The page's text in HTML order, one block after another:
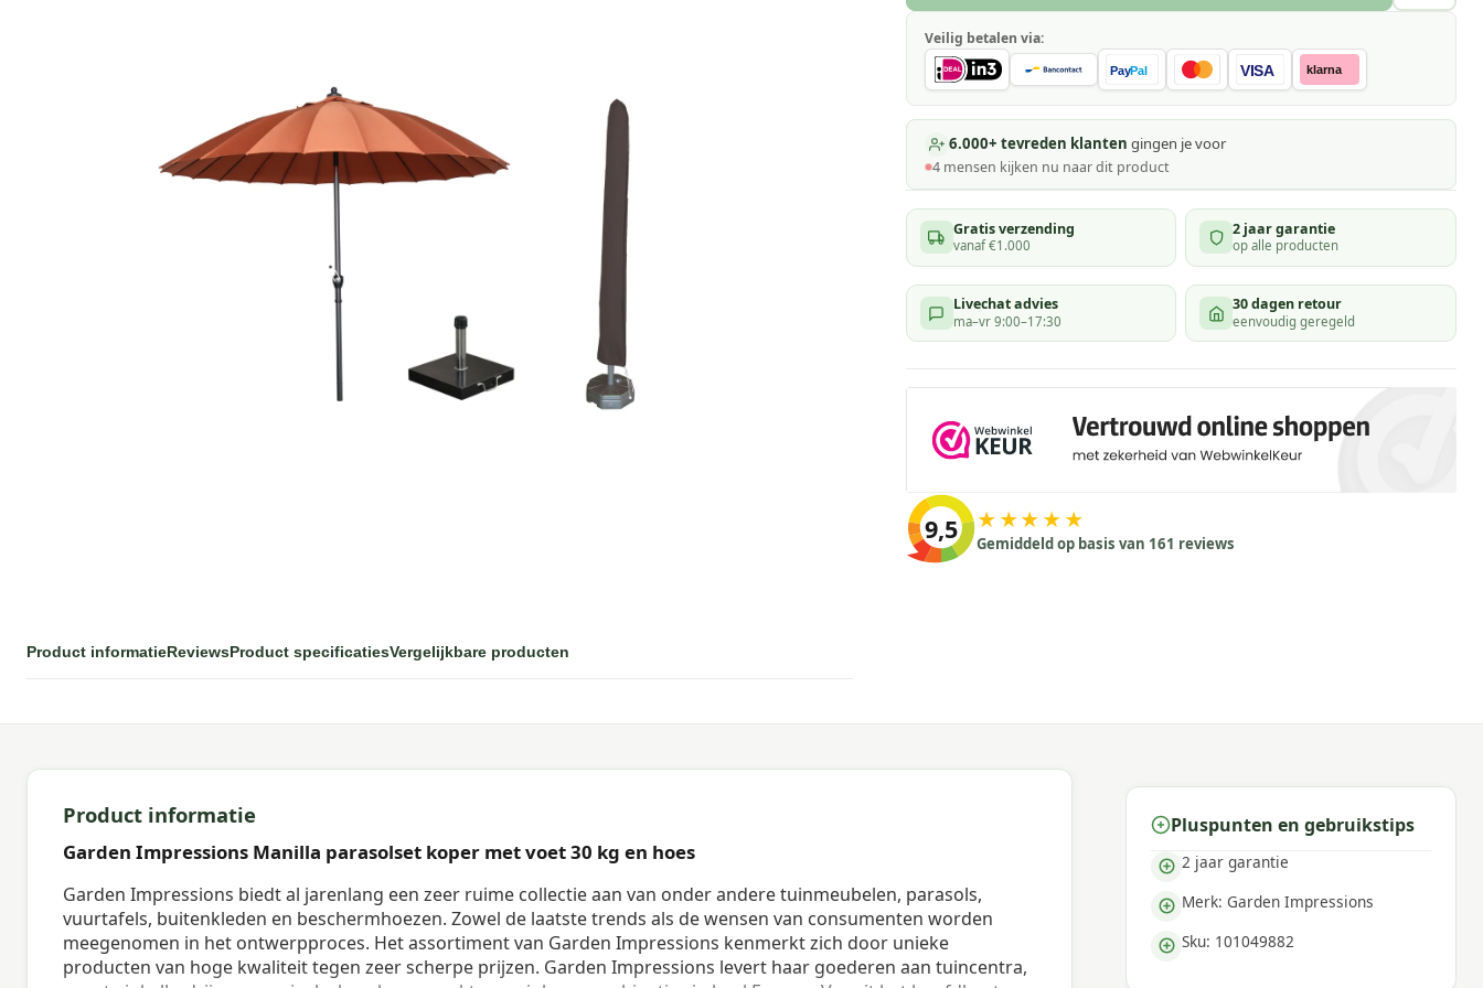
Product informatieReviewsProduct specificatiesVergelijkbare producten
Veilig betalen via:
PayPal VISA klarna
6.000+ tevreden klanten gingen je voor
4 mensen kijken nu naar dit product
Gratis verzending
vanaf €1.000
2 jaar garantie
op alle producten
Livechat advies
ma–vr 9:00–17:30
30 dagen retour
eenvoudig geregeld
9,5 ★★★★★
Gemiddeld op basis van 161 reviews
Product informatie
Garden Impressions Manilla parasolset koper met voet 30 kg en hoes
Garden Impressions biedt al jarenlang een zeer ruime collectie aan van onder andere tuinmeubelen, parasols,
vuurtafels, buitenkleden en beschermhoezen. Zowel de laatste trends als de wensen van consumenten worden
meegenomen in het ontwerpproces. Het assortiment van Garden Impressions kenmerkt zich door unieke
producten van hoge kwaliteit tegen zeer scherpe prijzen. Garden Impressions levert haar goederen aan tuincentra,
Pluspunten en gebruikstips
2 jaar garantie
Merk: Garden Impressions
Sku: 101049882